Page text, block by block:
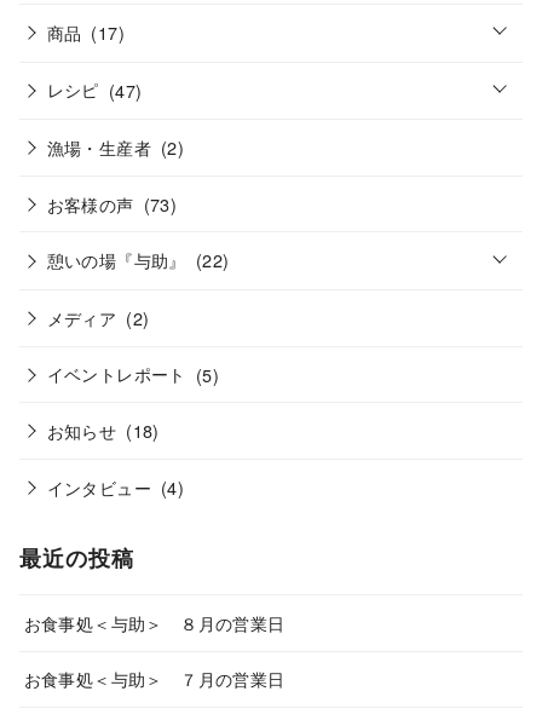
商品 (17) o
n
レシピ (47) o
漁場・生産者 (2)
お客様の声 (73)
憩いの場『与助』 (22) o
メディア (2)
イベントレポート (5)
お知らせ (18)
インタビュー (4)
最近の投稿
お食事処＜与助＞ ８月の営業日
お食事処＜与助＞ ７月の営業日